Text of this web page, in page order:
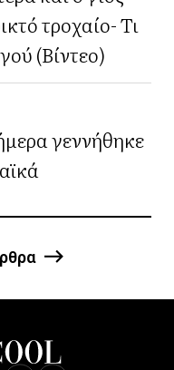
τροχαίο- Τι
(Βίντεο)
γεννήθηκε